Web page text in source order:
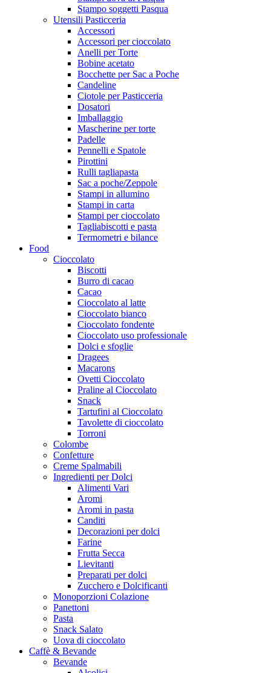
Stampo soggetti Pasqua
Utensili Pasticceria
Accessori
Accessori per cioccolato
Anelli per Torte
Bobine acetato
Bocchette per Sac a Poche
Candeline
Ciotole per Pasticceria
Dosatori
Imballaggio
Mascherine per torte
Padelle
Pennelli e Spatole
Pirottini
Rulli tagliapasta
Sac a poche/Zeppole
Stampi in allumino
Stampi in carta
Stampi per cioccolato
Tagliabiscotti e pasta
Termometri e bilance
Food
Cioccolato
Biscotti
Burro di cacao
Cacao
Cioccolato al latte
Cioccolato bianco
Cioccolato fondente
Cioccolato uso professionale
Dolci e sfoglie
Dragees
Macarons
Ovetti Cioccolato
Praline al Cioccolato
Snack
Tartufini al Cioccolato
Tavolette di cioccolato
Torroni
Colombe
Confetture
Creme Spalmabili
Ingredienti per Dolci
Alimenti Vari
Aromi
Aromi in pasta
Canditi
Decorazioni per dolci
Farine
Frutta Secca
Lievitanti
Preparati per dolci
Zucchero e Dolcificanti
Monoporzioni Colazione
Panettoni
Pasta
Snack Salato
Uova di cioccolato
Caffè & Bevande
Bevande